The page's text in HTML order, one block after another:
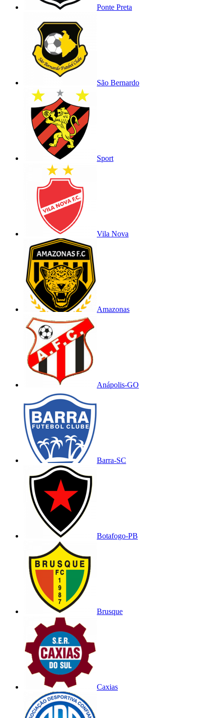
Ponte Preta
São Bernardo
Sport
Vila Nova
Amazonas
Anápolis-GO
Barra-SC
Botafogo-PB
Brusque
Caxias